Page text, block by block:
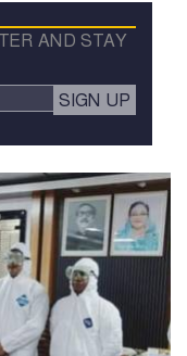
AND STAY